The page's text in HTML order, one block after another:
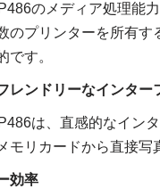
のメディア処理能
のプリンターを所有
です。
レンドリーなインター
は、直感的なイン
モリカードから直接写
効率